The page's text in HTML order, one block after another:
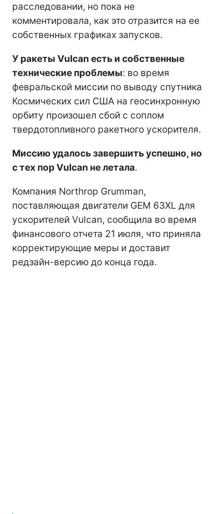
расследовании, но пока не
комментировала, как это отразится на ее
собственных графиках запусков.
У ракеты Vulcan есть и собственные
технические проблемы: во время
февральской миссии по выводу спутника
Космических сил США на геосинхронную
орбиту произошел сбой с соплом
твердотопливного ракетного ускорителя.
Миссию удалось завершить успешно, но
с тех пор Vulcan не летала.
Компания Northrop Grumman,
поставляющая двигатели GEM 63XL для
ускорителей Vulcan, сообщила во время
финансового отчета 21 июля, что приняла
корректирующие меры и доставит
редзайн-версию до конца года.